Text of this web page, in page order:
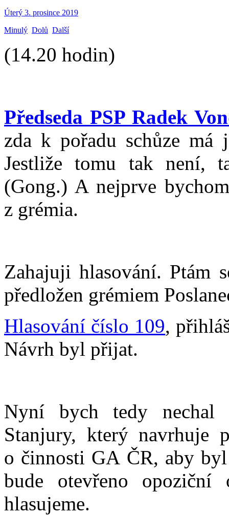
Úterý 3. prosince 2019
Minulý Dolů Další
(14.20 hodin)
Předseda PSP Radek
zda k pořadu schůze má
Jestliže tomu tak není,
(Gong.) A nejprve
z grémia.
Zahajuji hlasování. Ptám
předložen grémiem
Hlasování číslo 109,
Návrh byl přijat.
Nyní bych tedy nechal
Stanjury, který navrhuje
o činnosti GA ČR, aby
bude otevřeno
hlasujeme.